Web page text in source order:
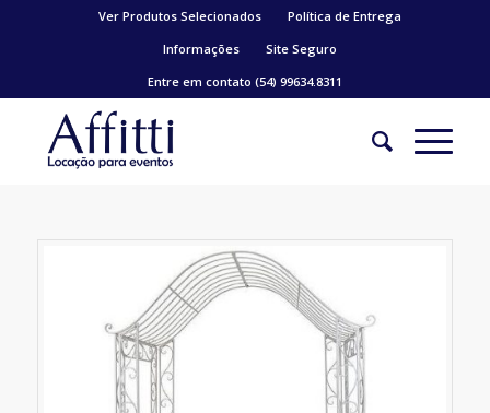
Ver Produtos Selecionados
Política de Entrega
Informações
Site Seguro
Entre em contato (54) 99634.8311